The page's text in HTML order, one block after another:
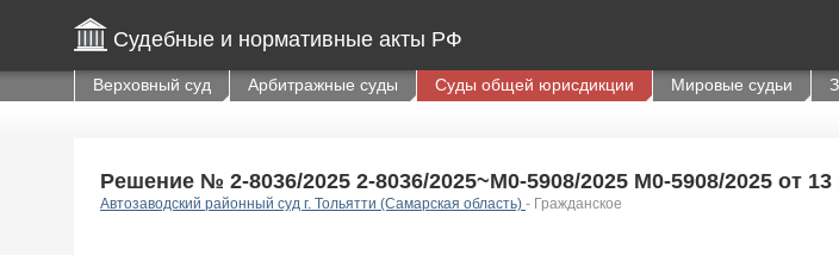
Судебные и нормативные акты РФ
Верховный суд Арбитражные суды Суды общей юрисдикции Мировые судьи
Решение № 2-8036/2025 2-8036/2025~М0-5908/2025 М0-5908/2025 от
Автозаводский районный суд г. Тольятти (Самарская область) - Гражданское